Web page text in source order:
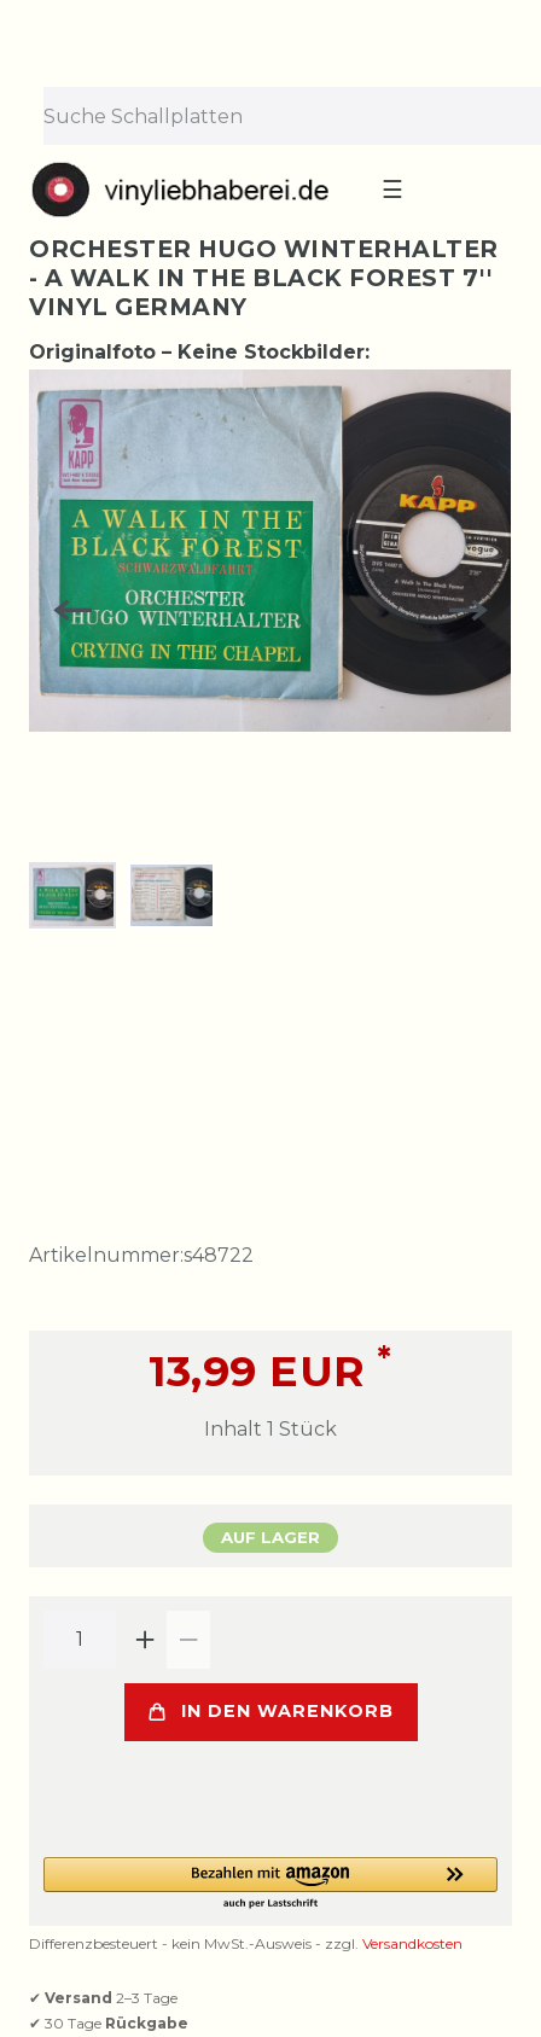
☰
ORCHESTER HUGO WINTERHALTER
- A WALK IN THE BLACK FOREST 7''
VINYL GERMANY
Originalfoto – Keine Stockbilder:
Artikelnummer:s48722
13,99 EUR*
Inhalt 1 Stück
AUF LAGER
IN DEN WARENKORB
Differenzbesteuert - kein MwSt.-Ausweis - zzgl. Versandkosten
✔ Versand 2–3 Tage
✔ 30 Tage Rückgabe